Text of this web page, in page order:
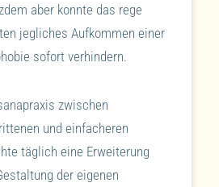
aber konnte das rege
jegliches Aufkommen einer
sofort verhindern.
zwischen
und einfacheren
täglich eine Erweiterung
der eigenen